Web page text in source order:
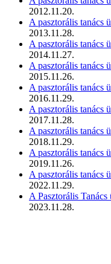
2012.11.20.
A pasztorális tanács
2013.11.28.
A pasztorális tanács
2014.11.27.
A pasztorális tanács
2015.11.26.
A pasztorális tanács
2016.11.29.
A pasztorális tanács
2017.11.28.
A pasztorális tanács
2018.11.29.
A pasztorális tanács
2019.11.26.
A pasztorális tanács
2022.11.29.
A Pasztorális Tanács
2023.11.28.